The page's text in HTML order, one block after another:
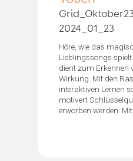
2024_01_23
Höre, wie das
Lieblingssongs
dient zum Erkennen
Wirkung. Mit den
interaktiven Lernen
motivert
erworben werden. Mit